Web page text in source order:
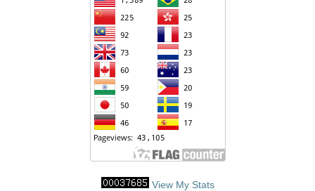
View My Stats